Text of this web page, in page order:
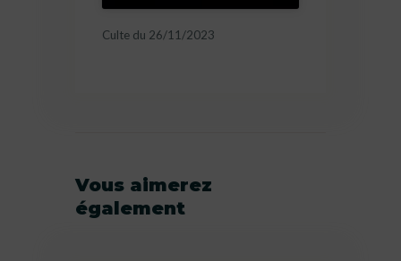
Culte du 26/11/2023
Vous aimerez
également